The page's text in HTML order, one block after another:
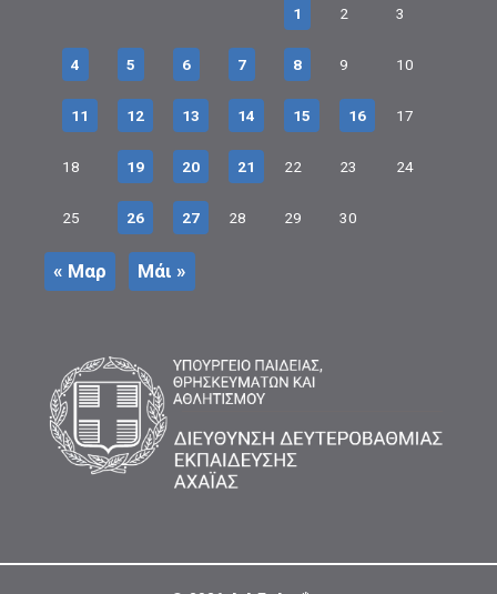
1 2 3
4 5 6 7 8 9 10
11 12 13 14 15 16 17
18 19 20 21 22 23 24
25 26 27 28 29 30
« Μαρ Μάι »